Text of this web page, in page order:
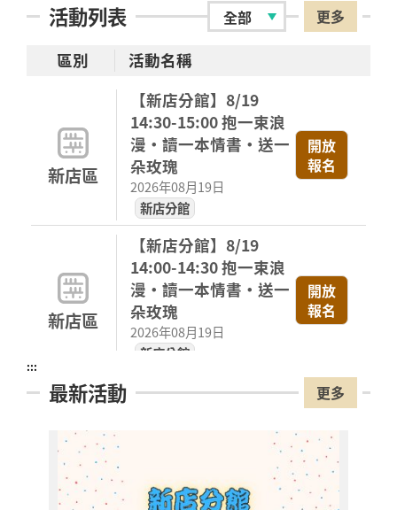
活動列表 更多
區別 活動名稱
新店區
【新店分館】8/19
14:30-15:00 抱一束浪
漫・讀一本情書・送一
朵玫瑰
2026年08月19日
新店分館
開放
報名
新店區
【新店分館】8/19
14:00-14:30 抱一束浪
漫・讀一本情書・送一
朵玫瑰
2026年08月19日
新店分館
開放
報名
新店區
【新店分館】8/19
漫・讀一本情書・送一
2026年08月19日
新店分館
開放
報名
:::
最新活動 更多